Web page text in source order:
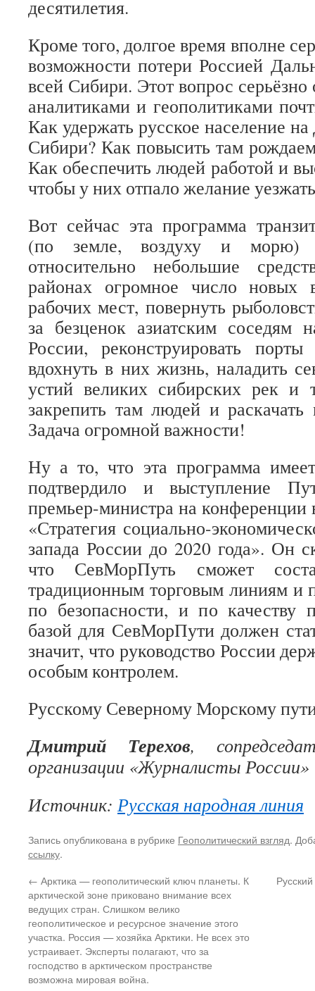
десятилетия.
Кроме того, долгое время вполне
возможности потери Россией
всей Сибири. Этот вопрос
аналитиками и геополитиками
Как удержать русское население
Сибири? Как повысить там
Как обеспечить людей работой и
чтобы у них отпало желание
Вот сейчас эта программа
(по земле, воздуху и морю)
относительно небольшие
районах огромное число новых
рабочих мест, повернуть
за безценок азиатским соседям
России, реконструировать
вдохнуть в них жизнь, наладить
устий великих сибирских рек
закрепить там людей и
Задача огромной важности!
Ну а то, что эта программа
подтвердило и выступление
премьер-министра на конференции
«Стратегия социально-
запада России до 2020 года». Он
что СевМорПуть сможет
традиционным торговым линиям и
по безопасности, и по качеству
базой для СевМорПути должен
значит, что руководство России
особым контролем.
Русскому Северному Морскому
Дмитрий Терехов,
организации «Журналисты России»
Источник: Русская народная линия
Запись опубликована в рубрике Геополитический взгляд.
ссылку.
← Арктика — геополитический ключ планеты. К
арктической зоне приковано внимание всех
ведущих стран. Слишком велико
геополитическое и ресурсное значение этого
участка. Россия — хозяйка Арктики. Не всех это
устраивает. Эксперты полагают, что за
господство в арктическом пространстве
возможна мировая война.